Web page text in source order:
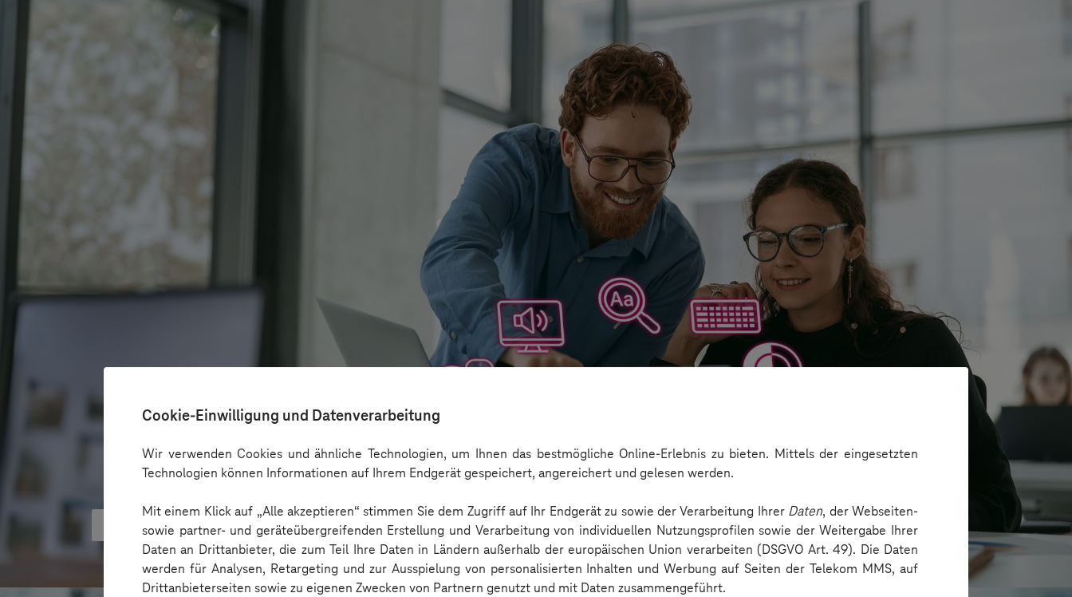
Cookie-Einwilligung und Datenverarbeitung
Wir verwenden Cookies und ähnliche Technologien, um Ihnen das bestmögliche Online-Erlebnis zu bieten. Mittels der eingesetzten
Technologien können Informationen auf Ihrem Endgerät gespeichert, angereichert und gelesen werden.
Mit einem Klick auf „Alle akzeptieren“ stimmen Sie dem Zugriff auf Ihr Endgerät zu sowie der Verarbeitung Ihrer Daten, der Webseiten-
sowie partner- und geräteübergreifenden Erstellung und Verarbeitung von individuellen Nutzungsprofilen sowie der Weitergabe Ihrer
Daten an Drittanbieter, die zum Teil Ihre Daten in Ländern außerhalb der europäischen Union verarbeiten (DSGVO Art. 49). Die Daten
werden für Analysen, Retargeting und zur Ausspielung von personalisierten Inhalten und Werbung auf Seiten der Telekom MMS, auf
Drittanbieterseiten sowie zu eigenen Zwecken von Partnern genutzt und mit Daten zusammengeführt.
KI kann Barrieren überbrücken - aber nicht Barrierefreiheit ersetzen